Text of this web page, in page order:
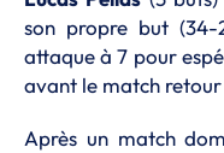
son propre but (34-
attaque à 7 pour
avant le match retour
Après un match